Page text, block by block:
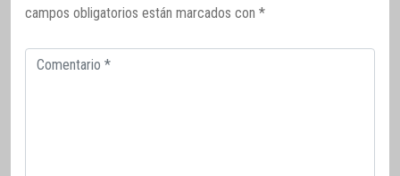
campos obligatorios están marcados con *
Comentario